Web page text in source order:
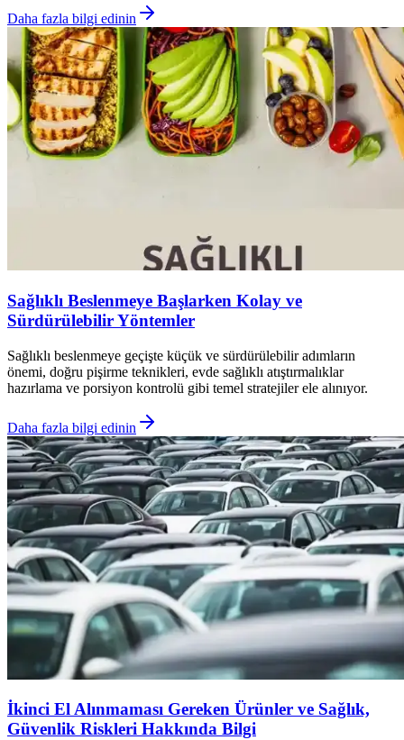
Daha fazla bilgi edinin
Sağlıklı Beslenmeye Başlarken Kolay ve
Sürdürülebilir Yöntemler
Sağlıklı beslenmeye geçişte küçük ve sürdürülebilir adımların
önemi, doğru pişirme teknikleri, evde sağlıklı atıştırmalıklar
hazırlama ve porsiyon kontrolü gibi temel stratejiler ele alınıyor.
Daha fazla bilgi edinin
İkinci El Alınmaması Gereken Ürünler ve Sağlık,
Güvenlik Riskleri Hakkında Bilgi